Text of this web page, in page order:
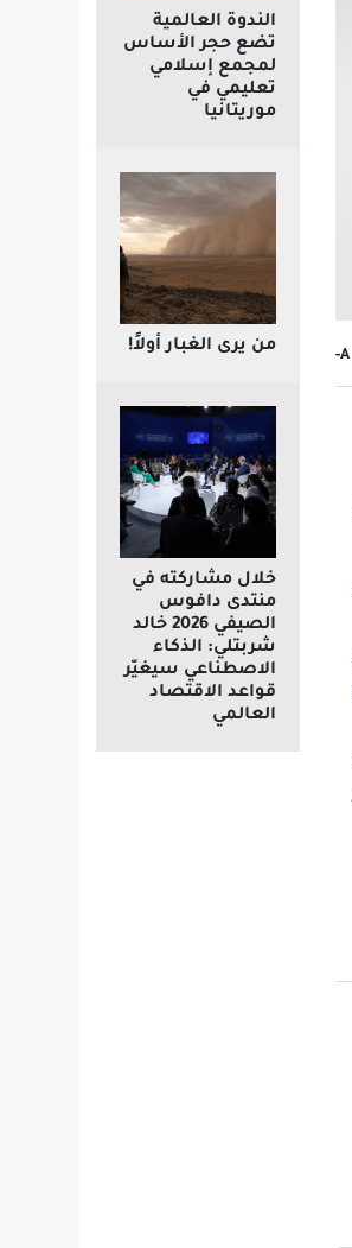
A-
الندوة العالمية
تضع حجر الأساس
لمجمع إسلامي
تعليمي في
موريتانيا
من يرى الغبار أولاً!
خلال مشاركته في
منتدى دافوس
الصيفي 2026 خالد
شربتلي: الذكاء
الاصطناعي سيغيّر
قواعد الاقتصاد
العالمي